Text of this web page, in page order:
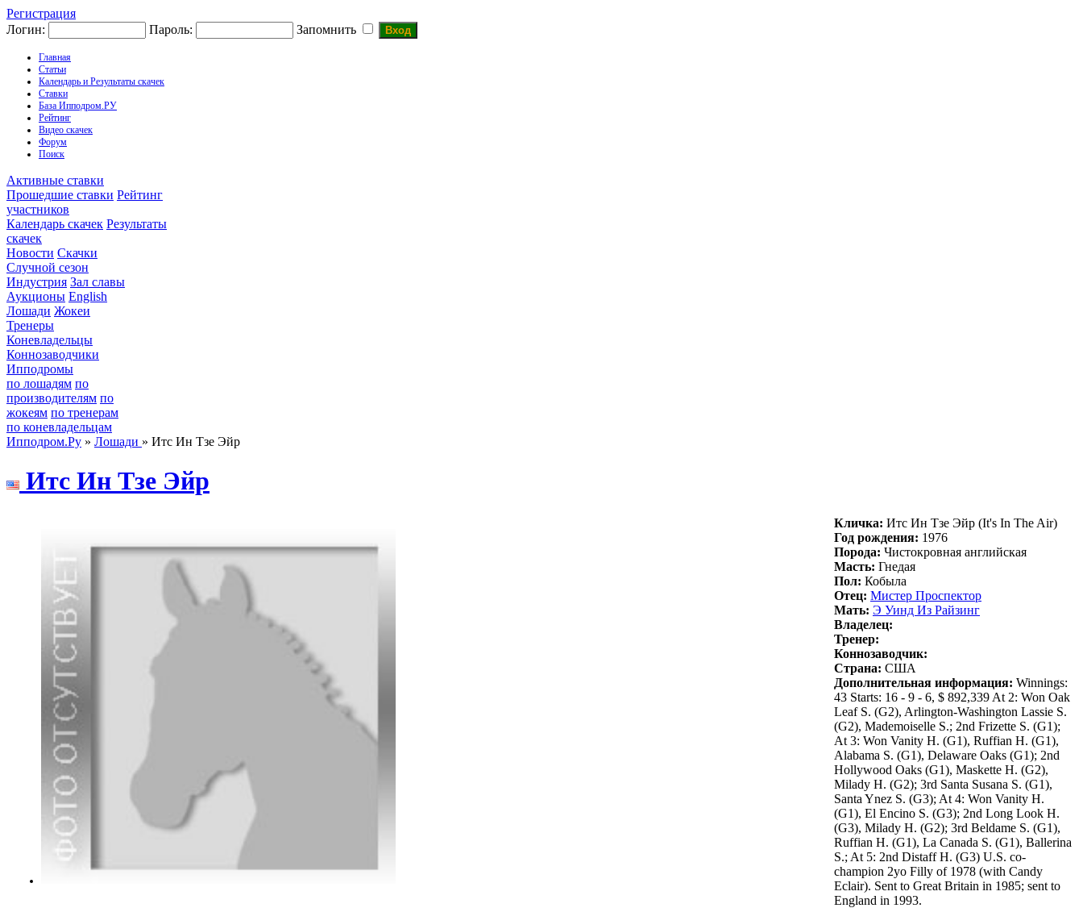
Регистрация
Логин:
Пароль: Запомнить
Главная
Статьи
Календарь и Результаты скачек
Ставки
База Ипподром.РУ
Рейтинг
Видео скачек
Форум
Поиск
Активные ставки
Прошедшие ставки Рейтинг
участников
Календарь скачек Результаты
скачек
Новости Скачки
Случной сезон
Индустрия Зал славы
Аукционы English
Лошади Жокеи
Тренеры
Коневладельцы
Коннозаводчики
Ипподромы
по лошадям по
производителям по
жокеям по тренерам
по коневладельцам
Ипподром.Ру » Лошади » Итс Ин Тзе Эйр
Итс Ин Tзe Эйр
Кличка: Итс Ин Tзe Эйр (It's In The Air)
Год рождения: 1976
Порода: Чистокровная английская
Масть: Гнедая
Пол: Кобыла
Отец: Mистеp Пpоспектоp
Мать: Э Уинд Из Paйзинг
Владелец:
Тренер:
Коннозаводчик:
Страна: США
Дополнительная информация: Winnings:
43 Starts: 16 - 9 - 6, $ 892,339 At 2: Won Oak
Leaf S. (G2), Arlington-Washington Lassie S.
(G2), Mademoiselle S.; 2nd Frizette S. (G1);
At 3: Won Vanity H. (G1), Ruffian H. (G1),
Alabama S. (G1), Delaware Oaks (G1); 2nd
Hollywood Oaks (G1), Maskette H. (G2),
Milady H. (G2); 3rd Santa Susana S. (G1),
Santa Ynez S. (G3); At 4: Won Vanity H.
(G1), El Encino S. (G3); 2nd Long Look H.
(G3), Milady H. (G2); 3rd Beldame S. (G1),
Ruffian H. (G1), La Canada S. (G1), Ballerina
S.; At 5: 2nd Distaff H. (G3) U.S. co-
champion 2yo Filly of 1978 (with Candy
Eclair). Sent to Great Britain in 1985; sent to
England in 1993.